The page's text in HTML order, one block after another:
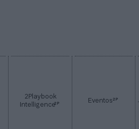
2Playbook
Intelligence2P Eventos2P